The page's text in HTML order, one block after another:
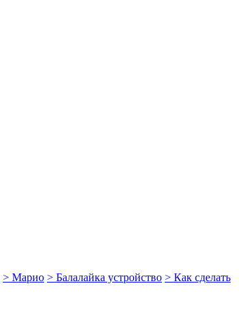
> Марио > Балалайка устройство > Как сделать